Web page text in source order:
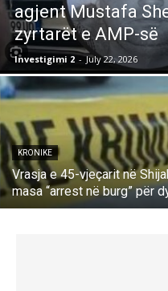
agjent Mustafa
zyrtarët e AMP-së
Investigimi 2 - July 22, 2026
KRONIKE
Vrasja e 45-vjeçarit në
masa “arrest në burg” për